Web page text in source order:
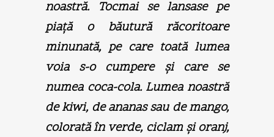
noastră. Tocmai se lansase pe
piaţă o băutură răcoritoare
minunată, pe care toată lumea
voia s-o cumpere şi care se
numea coca-cola. Lumea noastră
de kiwi, de ananas sau de mango,
colorată în verde, ciclam şi oranj,